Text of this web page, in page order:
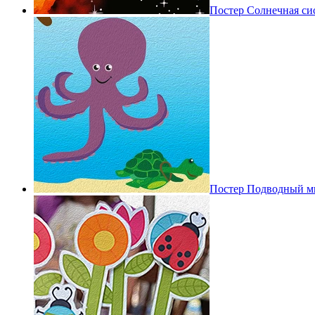
Постер Солнечная
Постер Подводный